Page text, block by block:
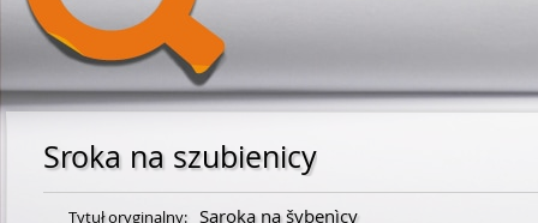
Wyszukaj w serwisie
Sroka na szubienicy
Tytuł oryginalny: Saroka na šybenìcy